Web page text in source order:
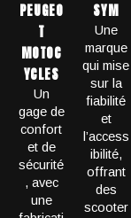
PEUGEO
T
MOTOC
YCLES
Un
gage de
confort
et de
sécurité
, avec
une
SYM
Une
marque
qui mise
sur la
fiabilité
et
l’access
ibilité,
offrant
des
scooter